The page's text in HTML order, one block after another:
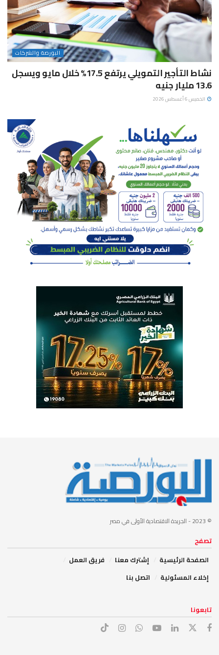
البورصة والشركات
نشاط التأجير التمويلي يرتفع 17.5% خلال مايو ويسجل
13.6 مليار جنيه
الخميس 6 أغسطس 2026
© 2023 - الجريدة الاقتصادية الأولى في مصر
تصفح
الصفحة الرئيسية
إشترك معنا
فريق العمل
إخلاء المسئولية
اتصل بنا
تابعونا